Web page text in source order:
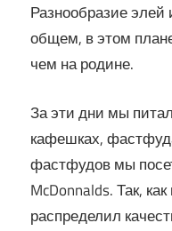
Разнообразие элей
общем, в этом
чем на родине.
За эти дни мы
кафешках,
фастфудов мы
McDonnalds. Так,
распределил